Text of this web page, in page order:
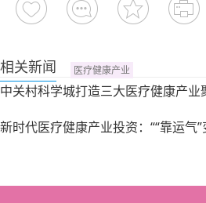
相关新闻 医疗健康产业
中关村科学城打造三大医疗健康产业
新时代医疗健康产业投资：““靠运气”